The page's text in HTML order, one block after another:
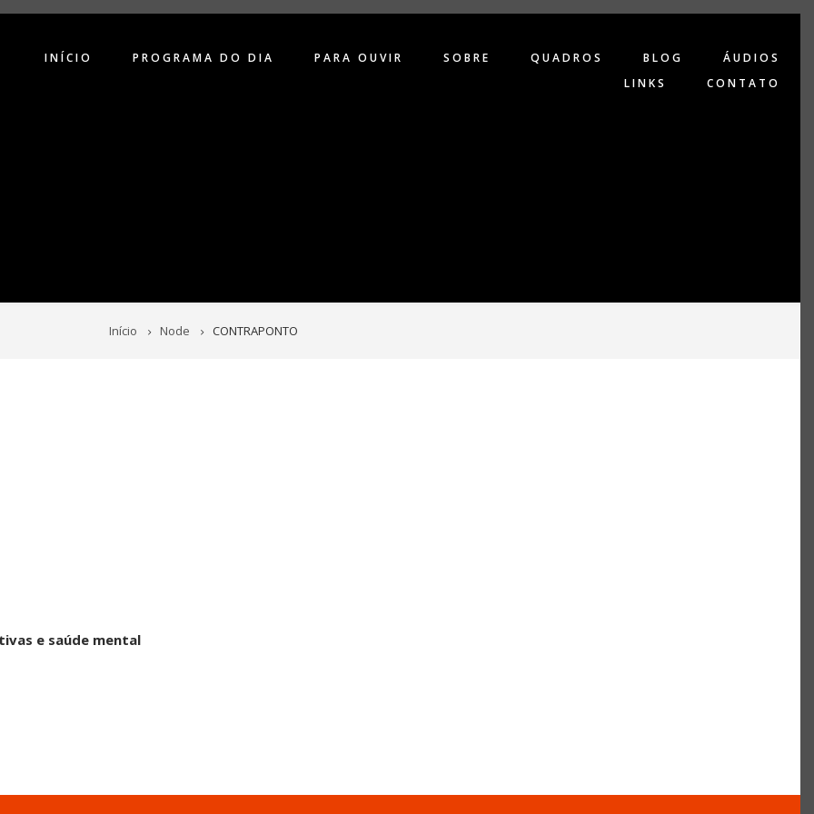
INÍCIO PROGRAMA DO DIA PARA OUVIR SOBRE QUADROS BLOG
ÁUDIOS
LINKS
CONTATO
Início Node CONTRAPONTO
e saúde mental